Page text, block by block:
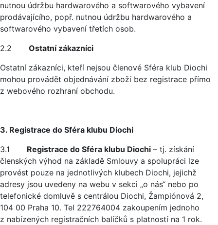
nutnou údržbu hardwarového a softwarového vybavení
prodávajícího, popř. nutnou údržbu hardwarového a
softwarového vybavení třetích osob.
2.2 Ostatní zákazníci
Ostatní zákazníci, kteří nejsou členové Sféra klub Diochi
mohou provádět objednávání zboží bez registrace přímo
z webového rozhraní obchodu.
3. Registrace do Sféra klubu Diochi
3.1 Registrace do Sféra klubu Diochi – tj. získání
členských výhod na základě Smlouvy a spolupráci lze
provést pouze na jednotlivých klubech Diochi, jejichž
adresy jsou uvedeny na webu v sekci „o nás“ nebo po
telefonické domluvě s centrálou Diochi, Žampiónová 2,
104 00 Praha 10. Tel 222764004 zakoupením jednoho
z nabízených registračních balíčků s platností na 1 rok.